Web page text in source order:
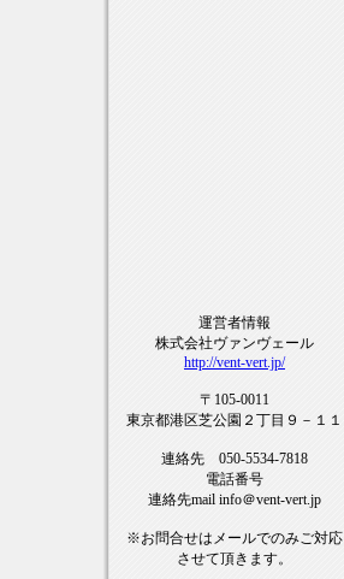
運営者情報
株式会社ヴァンヴェール
http://vent-vert.jp/
〒105-0011
東京都港区芝公園２丁目９－１１
連絡先 050-5534-7818
電話番号
連絡先mail info＠vent-vert.jp
※お問合せはメールでのみご対応
させて頂きます。